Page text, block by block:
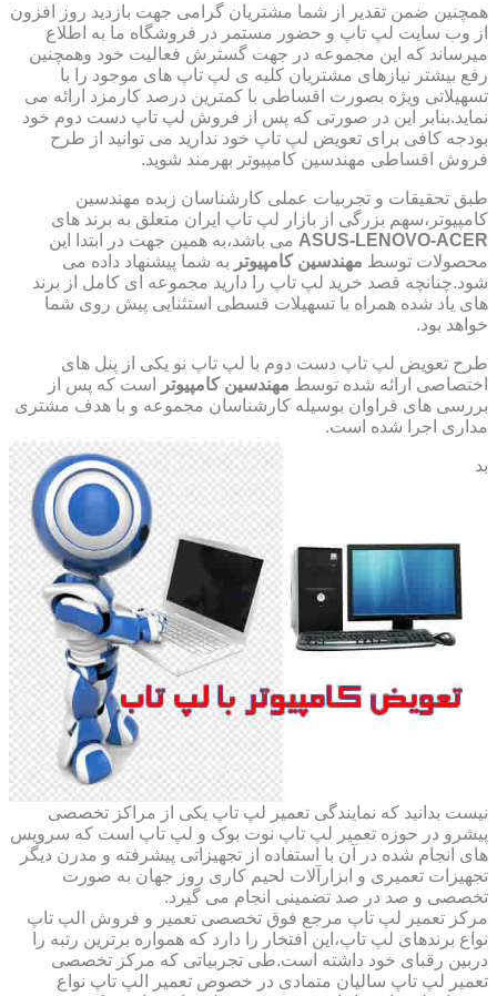
همچنین ضمن تقدیر از شما مشتریان گرامی جهت بازدید روز افزون
از وب سایت لپ تاپ و حضور مستمر در فروشگاه ما به اطلاع
میرساند که این مجموعه در جهت گسترش فعالیت خود وهمچنین
رفع بیشتر نیازهای مشتریان کلیه ی لپ تاپ های موجود را با
تسهیلاتی ویژه بصورت اقساطی با کمترین درصد کارمزد ارائه می
نماید.بنابر این در صورتی که پس از فروش لپ تاپ دست دوم خود
بودجه کافی برای تعویض لپ تاپ خود ندارید می توانید از طرح
فروش اقساطی مهندسین کامپیوتر بهرمند شوید.
طبق تحقیقات و تجربیات عملی کارشناسان زبده مهندسین
کامپیوتر،سهم بزرگی از بازار لپ تاپ ایران متعلق به برند های
ASUS-LENOVO-ACER می باشد،به همین جهت در ابتدا این
محصولات توسط مهندسین کامپیوتر به شما پیشنهاد داده می
شود.چنانچه قصد خرید لپ تاپ را دارید مجموعه ای کامل از برند
های یاد شده همراه با تسهیلات قسطی استثنایی پیش روی شما
خواهد بود.
طرح تعویض لپ تاپ دست دوم با لپ تاپ نو یکی از پنل های
اختصاصی ارائه شده توسط مهندسین کامپیوتر
است که پس از
بررسی های فراوان بوسیله کارشناسان مجموعه و با هدف مشتری
مداری اجرا شده است.
بد
نیست بدانید که نمایندگی تعمیر لپ تاپ یکی از مراکز تخصصی
پیشرو در حوزه تعمیر لپ تاپ نوت بوک و لپ تاپ است که سرویس
های انجام شده در آن با استفاده از تجهیزاتی پیشرفته و مدرن دیگر
تجهیزات تعمیری و ابزارآلات لحیم کاری روز جهان به صورت
تخصصی و صد در صد تضمینی انجام می گیرد.
مرکز تعمیر لپ تاپ مرجع فوق تخصصی تعمیر و فروش الپ تاپ
نواع برندهای لپ تاپ،این افتخار را دارد که همواره برترین رتبه را
دربین رقبای خود داشته است.طی تجربیاتی که مرکز تخصصی
تعمیر لپ تاپ سالیان متمادی در خصوص تعمیر الپ تاپ نواع